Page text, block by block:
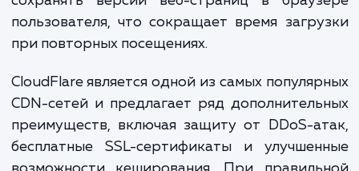
это сеть распределенных серверов,
предоставляют веб-контент
Кеширование, с другой стороны,
сохранять версии веб-страниц в
пользователя, что сокращает время
при повторных посещениях.